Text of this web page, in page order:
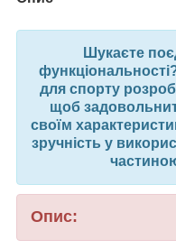
Шукаєте
для спорту
щоб
своїм
зручність у
Опис: